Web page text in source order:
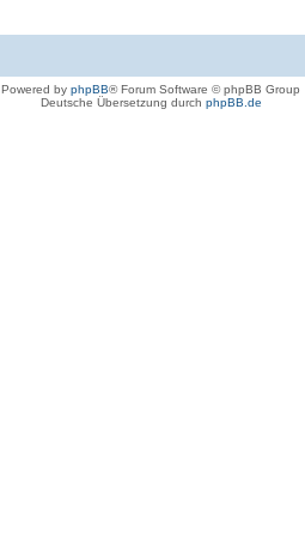
Powered by phpBB® Forum Software © phpBB Group
Deutsche Übersetzung durch phpBB.de